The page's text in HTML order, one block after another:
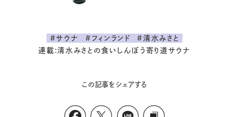
#サウナ #フィンランド
#清水みさと
連載:清水みさとの食いしんぼう寄り道サウナ
この記事をシェアする